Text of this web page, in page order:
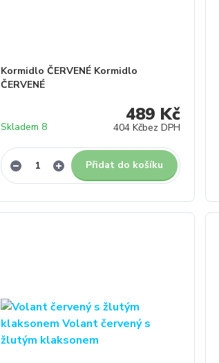
Kormidlo ČERVENÉ Kormidlo
ČERVENÉ
489 Kč
404 Kčbez DPH
Skladem 8
Přidat do košíku